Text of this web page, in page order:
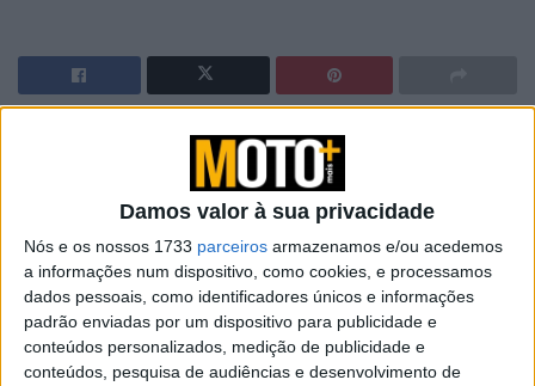
Damos valor à sua privacidade
Nós e os nossos 1733 parceiros armazenamos e/ou acedemos
a informações num dispositivo, como cookies, e processamos
dados pessoais, como identificadores únicos e informações
padrão enviadas por um dispositivo para publicidade e
conteúdos personalizados, medição de publicidade e
conteúdos, pesquisa de audiências e desenvolvimento de
Quartararo mostrou um ritmo prometedor na Malásia há
duas semanas e está ansioso por dar um último passo no
último GP de 2024. O piloto francês ocupa o 13º lugar na
classificação do campeonato e pretende dar um bom
espetáculo em Barcelona para entreter os fãs.
El Diablo tem tido a sua quota-parte de sucesso na pista
de Montmeló. Garantiu uma vitória em 2018 na classe
Moto2, seguiu-a com um segundo lugar na classe rainha